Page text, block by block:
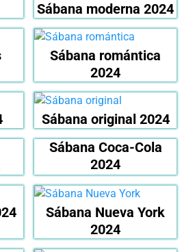
Sábana moderna 2024
Sábana romántica
2024
Sábana original 2024
Sábana Coca-Cola
2024
Sábana Nueva York
2024